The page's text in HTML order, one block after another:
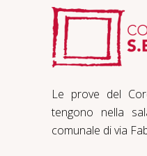
Le prove del
tengono nella
comunale di via